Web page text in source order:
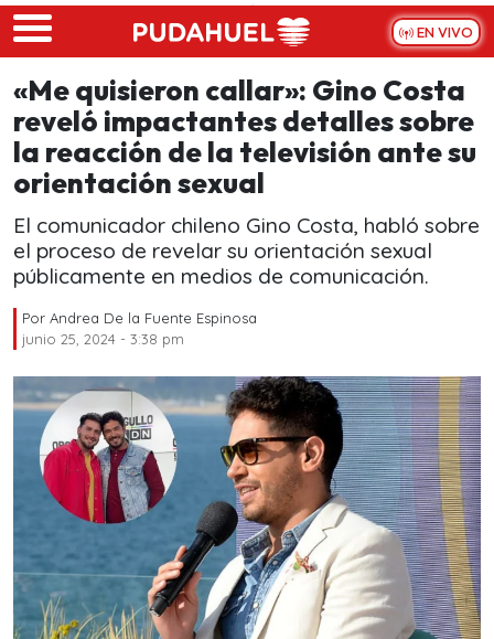
Skip to main content
EN VIVO
«Me quisieron callar»: Gino Costa
reveló impactantes detalles sobre
la reacción de la televisión ante su
orientación sexual
El comunicador chileno Gino Costa, habló sobre
el proceso de revelar su orientación sexual
públicamente en medios de comunicación.
Por Andrea De la Fuente Espinosa
junio 25, 2024 - 3:38 pm